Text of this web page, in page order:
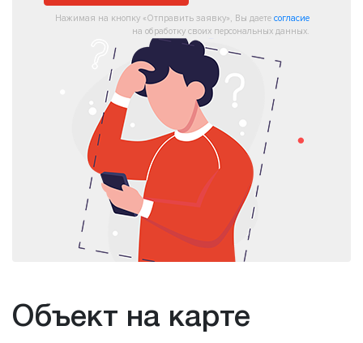
Нажимая на кнопку «Отправить заявку», Вы даете согласие
на обработку своих персональных данных.
Объект на карте